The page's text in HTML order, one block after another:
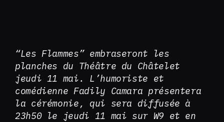
“Les Flammes” embraseront les
planches du Théâtre du Châtelet
jeudi 11 mai. L’humoriste et
comédienne Fadily Camara présentera
la cérémonie, qui sera diffusée à
23h50 le jeudi 11 mai sur W9 et en